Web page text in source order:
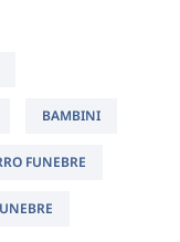
BAMBINI
FUNEBRE